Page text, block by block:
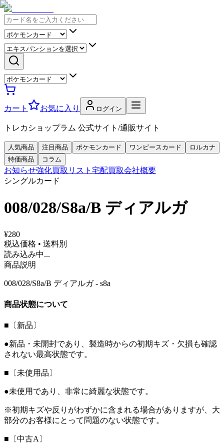
カート お気に入り ログイン
トレカショップラム 公式サイト/通販サイト
人気商品 注目商品 ポケモンカード ワンピースカード
ロルカナ
特価商品
コラム
お知らせ強化買取リスト 宅配買取会社概要
シングルカード
008/028/S8a/B ディアルガ
¥280
税込価格 • 送料別
読み込み中...
商品説明
008/028/S8a/B ディアルガ - s8a
商品状態について
■〔新品〕
●新品・未開封であり、製造時からの初期キズ・欠損も確認
されない最高状態です。
■〔未使用品〕
●未使用であり、非常に綺麗な状態です。
※初期キズや反りがわずかに含まれる場合がありますが、大
部分のお客様にとって問題のない状態です。
■〔中古A〕